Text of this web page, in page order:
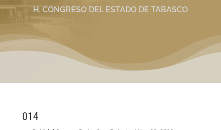
H. CONGRESO DEL ESTADO DE TABASCO
014